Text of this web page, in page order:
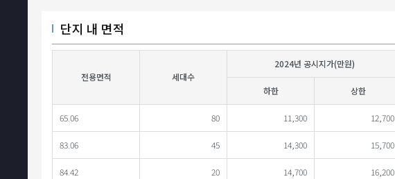
단지 내 면적
전용면적 세대수
2024년 공시지가(만원)
하한 상한
65.06 80 11,300 12,700
83.06 45 14,300 15,700
84.42 20 14,700 16,200